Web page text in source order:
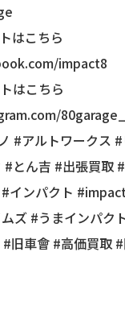
はこちら
impact8
はこちら
#アルトワークス
とん吉 #出張買取
インパクト
ズ #うまインパク
旧車會 #高価買取